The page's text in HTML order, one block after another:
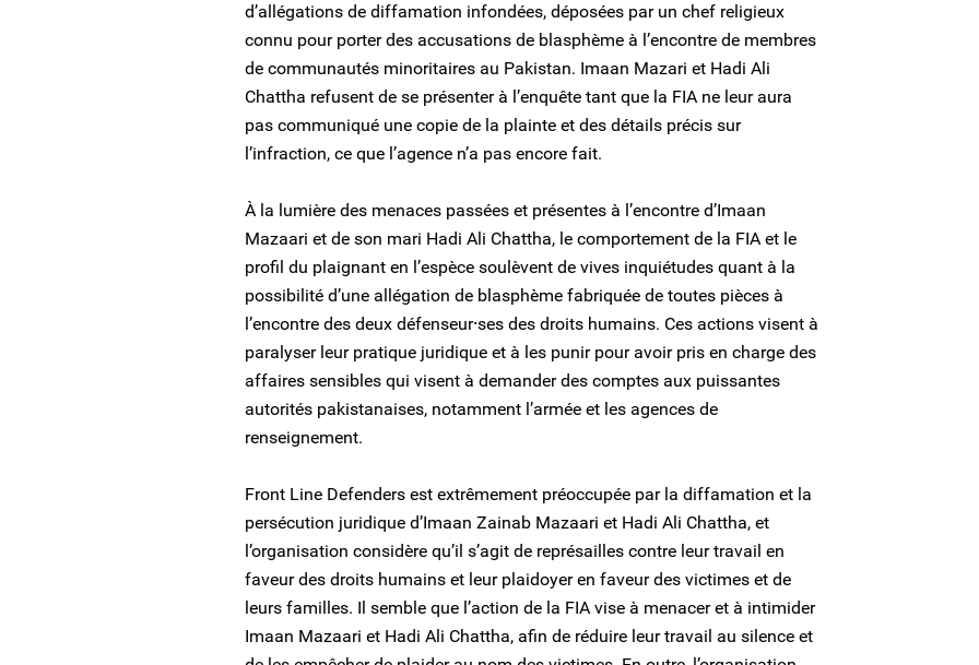
d’allégations de diffamation infondées, déposées par un chef religieux
connu pour porter des accusations de blasphème à l’encontre de membres
de communautés minoritaires au Pakistan. Imaan Mazari et Hadi Ali
Chattha refusent de se présenter à l’enquête tant que la FIA ne leur aura
pas communiqué une copie de la plainte et des détails précis sur
l’infraction, ce que l’agence n’a pas encore fait.
À la lumière des menaces passées et présentes à l’encontre d’Imaan
Mazaari et de son mari Hadi Ali Chattha, le comportement de la FIA et le
profil du plaignant en l’espèce soulèvent de vives inquiétudes quant à la
possibilité d’une allégation de blasphème fabriquée de toutes pièces à
l’encontre des deux défenseur⸱ses des droits humains. Ces actions visent à
paralyser leur pratique juridique et à les punir pour avoir pris en charge des
affaires sensibles qui visent à demander des comptes aux puissantes
autorités pakistanaises, notamment l’armée et les agences de
renseignement.
Front Line Defenders est extrêmement préoccupée par la diffamation et la
persécution juridique d’Imaan Zainab Mazaari et Hadi Ali Chattha, et
l’organisation considère qu’il s’agit de représailles contre leur travail en
faveur des droits humains et leur plaidoyer en faveur des victimes et de
leurs familles. Il semble que l’action de la FIA vise à menacer et à intimider
Imaan Mazaari et Hadi Ali Chattha, afin de réduire leur travail au silence et